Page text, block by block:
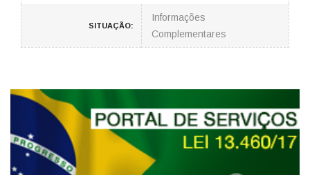
SITUAÇÃO:
Informações
Complementares